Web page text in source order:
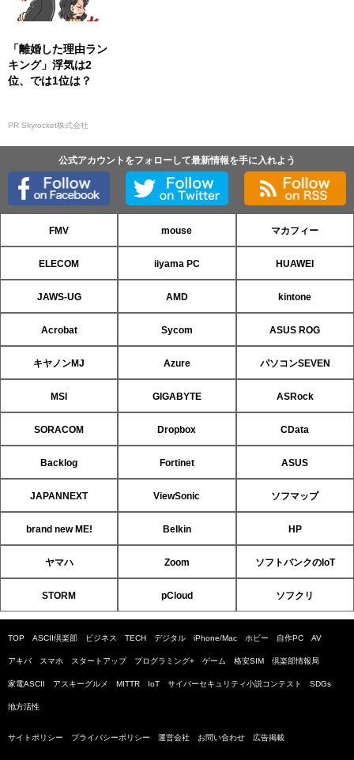
「離婚した理由ラン
キング」浮気は2
位、では1位は？
PR Skyrocket株式会社
公式アカウントをフォローして最新情報を手に入れよう
FMV mouse マカフィー
ELECOM iiyama PC HUAWEI
JAWS-UG AMD kintone
Acrobat Sycom ASUS ROG
キヤノンMJ Azure パソコンSEVEN
MSI GIGABYTE ASRock
SORACOM Dropbox CData
Backlog Fortinet ASUS
JAPANNEXT ViewSonic ソフマップ
brand new ME! Belkin HP
ヤマハ Zoom ソフトバンクのIoT
STORM pCloud ソフクリ
TOP ASCII倶楽部 ビジネス TECH デジタル iPhone/Mac ホビー 自作PC AV
アキバ スマホ スタートアップ プログラミング+ ゲーム 格安SIM 倶楽部情報局
家電ASCII アスキーグルメ MITTR IoT サイバーセキュリティ小説コンテスト SDGs
地方活性
サイトポリシー プライバシーポリシー 運営会社 お問い合わせ 広告掲載